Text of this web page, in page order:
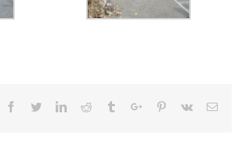
Facebook
TwitterLinkedinReddit TumblrGoogle+Pinterest
Vk Email